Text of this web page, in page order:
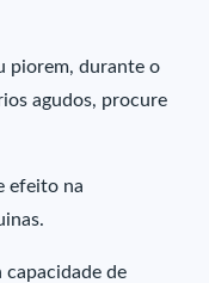
piorem, durante o
agudos, procure
efeito na
capacidade de